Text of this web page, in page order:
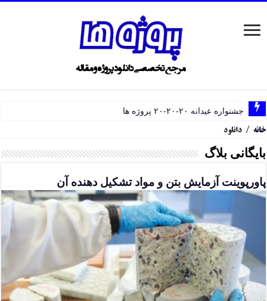
جشنواره عیدانه ۲۰-۲۰-۲۰ پروژه ها
خانه / دانلود
بایگانی بلاگ
پاورپوینت آزمایش بتن و مواد تشکیل دهنده آن